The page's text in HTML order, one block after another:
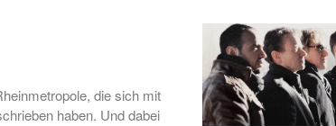
die sich mit
haben. Und dabei